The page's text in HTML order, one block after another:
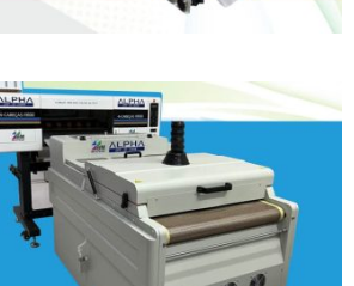
Digital – 4 Cabeças 1600